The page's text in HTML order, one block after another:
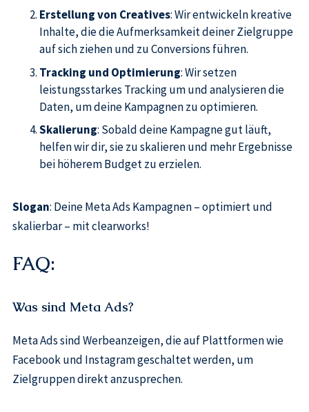
Erstellung von Creatives: Wir entwickeln kreative
Inhalte, die die Aufmerksamkeit deiner Zielgruppe
auf sich ziehen und zu Conversions führen.
Tracking und Optimierung: Wir setzen
leistungsstarkes Tracking um und analysieren die
Daten, um deine Kampagnen zu optimieren.
Skalierung: Sobald deine Kampagne gut läuft,
helfen wir dir, sie zu skalieren und mehr Ergebnisse
bei höherem Budget zu erzielen.
Slogan: Deine Meta Ads Kampagnen – optimiert und
skalierbar – mit clearworks!
FAQ:
Was sind Meta Ads?
Meta Ads sind Werbeanzeigen, die auf Plattformen wie
Facebook und Instagram geschaltet werden, um
Zielgruppen direkt anzusprechen.